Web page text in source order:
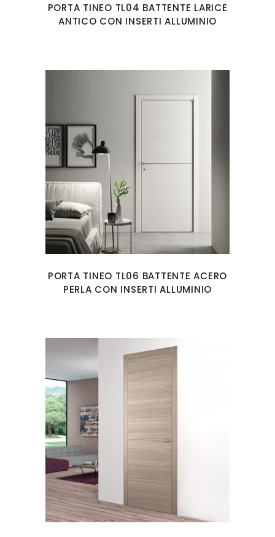
PORTA TINEO TL04 BATTENTE LARICE
ANTICO CON INSERTI ALLUMINIO
PORTA TINEO TL06 BATTENTE ACERO
PERLA CON INSERTI ALLUMINIO